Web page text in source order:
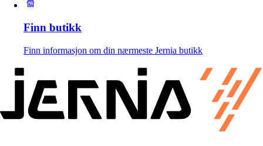
Finn butikk
Finn informasjon om din nærmeste Jernia butikk